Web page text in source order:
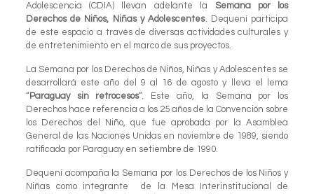
Adolescencia (CDIA) llevan adelante la
Semana por los
Derechos de Niños, Niñas y Adolescentes. Dequení participa
de este espacio a través de diversas actividades culturales y
de entretenimiento en el marco de sus proyectos.
La Semana por los Derechos de Niños, Niñas y Adolescentes se
desarrollará este año del 9 al 16 de agosto y lleva el lema
“ Paraguay sin retrocesos”. Este año, la Semana por los
Derechos hace referencia a los 25 años de la Convención sobre
los Derechos del Niño, que fue aprobada por la Asamblea
General de las Naciones Unidas en noviembre de 1989, siendo
ratificada por Paraguay en setiembre de 1990.
Dequení acompaña la Semana por los Derechos de los Niños y
Niñas como integrante de la Mesa Interinstitucional de